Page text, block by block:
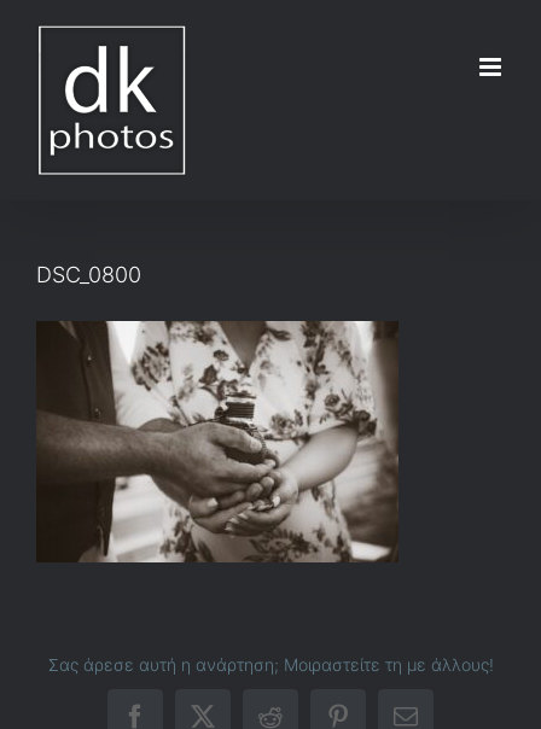
DSC_0800
Σας άρεσε αυτή η ανάρτηση; Μοιραστείτε τη με άλλους!